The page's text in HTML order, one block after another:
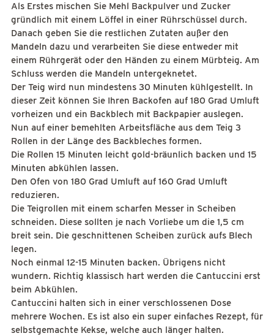
Als Erstes mischen Sie Mehl Backpulver und Zucker
gründlich mit einem Löffel in einer Rührschüssel durch.
Danach geben Sie die restlichen Zutaten außer den
Mandeln dazu und verarbeiten Sie diese entweder mit
einem Rührgerät oder den Händen zu einem Mürbteig. Am
Schluss werden die Mandeln untergeknetet.
Der Teig wird nun mindestens 30 Minuten kühlgestellt. In
dieser Zeit können Sie Ihren Backofen auf 180 Grad Umluft
vorheizen und ein Backblech mit Backpapier auslegen.
Nun auf einer bemehlten Arbeitsfläche aus dem Teig 3
Rollen in der Länge des Backbleches formen.
Die Rollen 15 Minuten leicht gold-bräunlich backen und 15
Minuten abkühlen lassen.
Den Ofen von 180 Grad Umluft auf 160 Grad Umluft
reduzieren.
Die Teigrollen mit einem scharfen Messer in Scheiben
schneiden. Diese sollten je nach Vorliebe um die 1,5 cm
breit sein. Die geschnittenen Scheiben zurück aufs Blech
legen.
Noch einmal 12-15 Minuten backen. Übrigens nicht
wundern. Richtig klassisch hart werden die Cantuccini erst
beim Abkühlen.
Cantuccini halten sich in einer verschlossenen Dose
mehrere Wochen. Es ist also ein super einfaches Rezept, für
selbstgemachte Kekse, welche auch länger halten.